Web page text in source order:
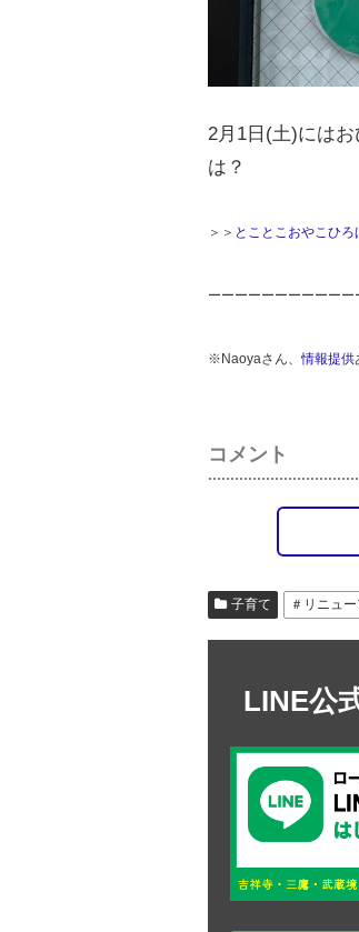
2月1日(土)には
は？
＞＞ とことこおやこひろ
ーーーーーーーーーーー
※Naoyaさん、情報提供
コメント
子育て ＃リニュ
LINE公